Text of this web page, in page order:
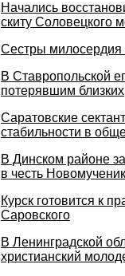
Начались
скиту Соловецкого
Сестры милосердия
В Ставропольской
потерявшим близких
Саратовские
стабильности в
В Динском районе
в честь
Курск готовится к
Саровского
В Ленинградской
христианский